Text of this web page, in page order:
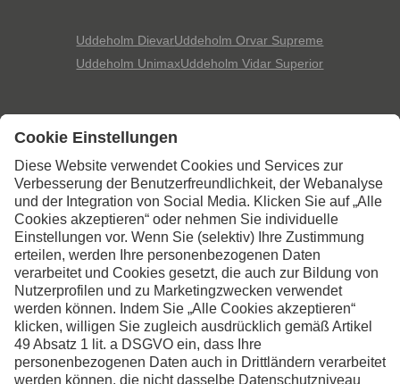
Uddeholm DievarUddeholm Orvar Supreme
Uddeholm UnimaxUddeholm Vidar Superior
Kontaktieren Sie uns,
wenn Sie weitere
Informationen wünschen
Kontakt